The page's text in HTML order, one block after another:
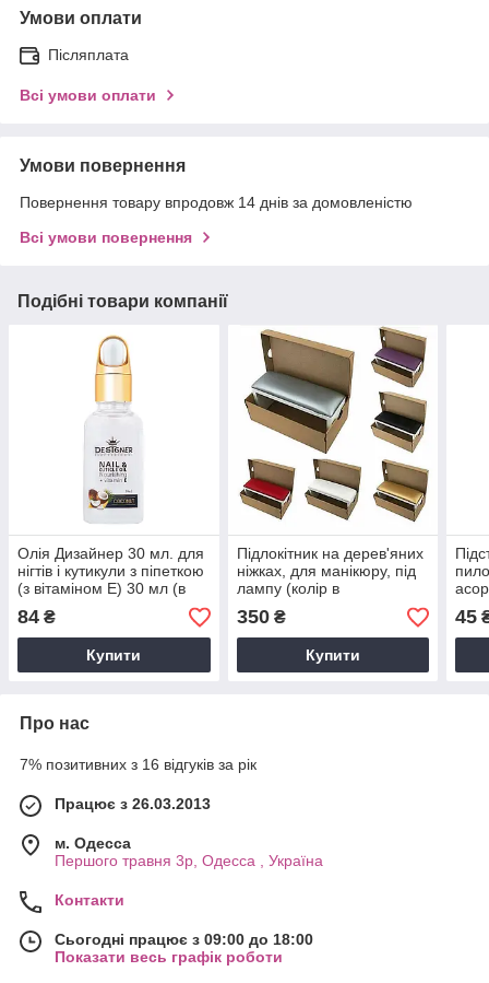
Умови оплати
Післяплата
Всі умови оплати
Умови повернення
Повернення товару впродовж 14 днів за домовленістю
Всі умови повернення
Подібні товари компанії
Олія Дизайнер 30 мл. для
нігтів і кутикули з піпеткою
(з вітаміном Е) 30 мл (в
асортименті)
84 ₴
Купити
Підлокітник на дерев'яних
ніжках, для манікюру, під
лампу (колір в
асортименті)
350₴
Купити
45
Про нас
7% позитивних з 16 відгуків за рік
Працює з 26.03.2013
м. Одесса
Першого травня 3р, Одесса , Україна
Контакти
Сьогодні працює з 09:00 до 18:00
Показати весь графік роботи